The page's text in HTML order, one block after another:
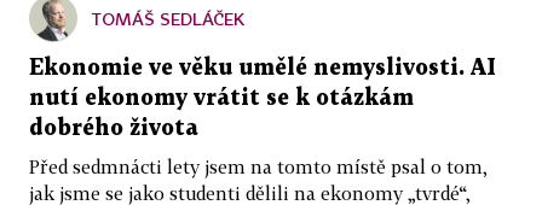
TOMÁŠ SEDLÁČEK
Ekonomie ve věku umělé nemyslivosti. AI
nutí ekonomy vrátit se k otázkám
dobrého života
Před sedmnácti lety jsem na tomto místě psal o tom,
jak jsme se jako studenti dělili na ekonomy „tvrdé“,